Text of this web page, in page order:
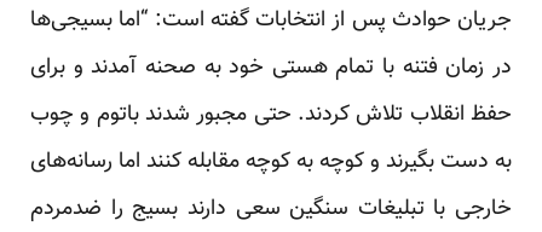
جریان حوادث پس از انتخابات گفته است: “اما بسیجی‌ها
در زمان فتنه با تمام هستی خود به صحنه آمدند و برای
حفظ انقلاب تلاش کردند. حتی مجبور شدند باتوم و چوب
به دست بگیرند و کوچه به کوچه مقابله کنند اما رسانه‌های
خارجی با تبلیغات سنگین سعی دارند بسیج را ضدمردم